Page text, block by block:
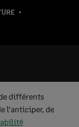
différents
l’anticiper, de